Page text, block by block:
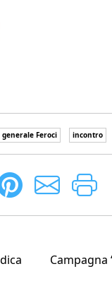
Feroci incontro
Campagna